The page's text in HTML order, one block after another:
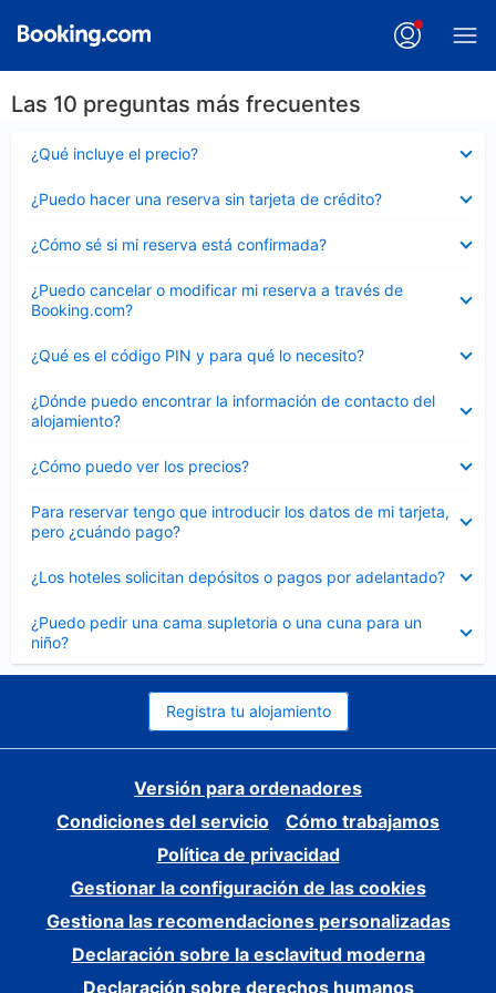
Las 10 preguntas más frecuentes
¿Qué incluye el precio?
cerrado
¿Puedo hacer una reserva sin tarjeta de crédito?
cerrado
¿Cómo sé si mi reserva está confirmada?
cerrado
¿Puedo cancelar o modificar mi reserva a través de
Booking.com?
cerrado
¿Qué es el código PIN y para qué lo necesito?
cerrado
¿Dónde puedo encontrar la información de contacto del
alojamiento?
cerrado
¿Cómo puedo ver los precios?
cerrado
Para reservar tengo que introducir los datos de mi tarjeta,
pero ¿cuándo pago?
cerrado
¿Los hoteles solicitan depósitos o pagos por adelantado?
cerrado
¿Puedo pedir una cama supletoria o una cuna para un
niño?
cerrado
Registra tu alojamiento
Versión para ordenadores
Condiciones del servicio
Cómo trabajamos
Política de privacidad
Gestionar la configuración de las cookies
Gestiona las recomendaciones personalizadas
Declaración sobre la esclavitud moderna
Declaración sobre derechos humanos